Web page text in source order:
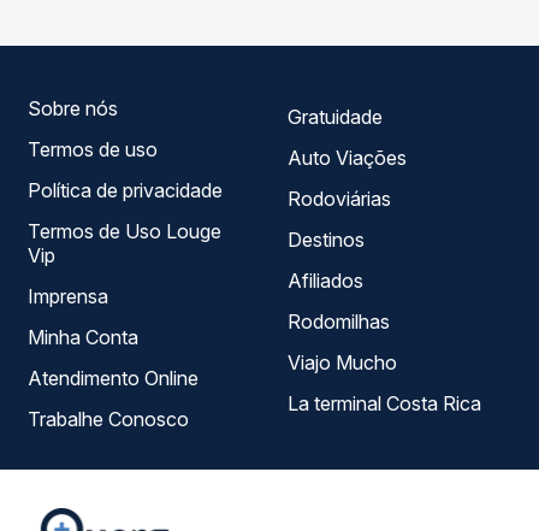
Sobre nós
Termos de uso
Política de privacidade
Termos de Uso Louge
Vip
Imprensa
Minha Conta
Atendimento Online
Trabalhe Conosco
Gratuidade
Auto Viações
Rodoviárias
Destinos
Afiliados
Rodomilhas
Viajo Mucho
La terminal Costa Rica